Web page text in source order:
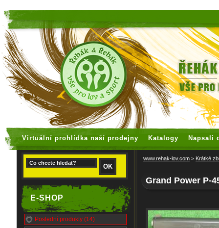
Virtuální prohlídka naší prodejny Katalogy Napsali
E-SHOP
Poslední produkty (14)
www.rehak-lov.com > Krátké
Grand Power P-